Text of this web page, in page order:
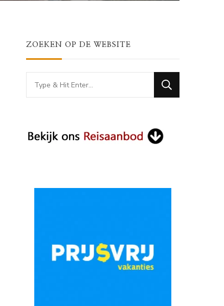
ZOEKEN OP DE WEBSITE
Looking
for